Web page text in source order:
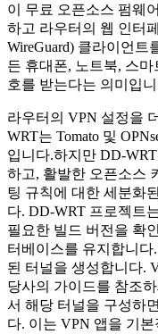
이 무료 오픈소스 펌웨
하고 라우터의 웹 인터
WireGuard) 클라이언트
든 휴대폰, 노트북, 스
호를 받는다는 의미입
라우터의 VPN 설정을
WRT는 Tomato 및
입니다.하지만 DD-
하고, 활발한 오픈소스
팅 규칙에 대한 세분화
다. DD-WRT 프로젝트
필요한 빌드 버전을 확
터베이스를 유지합니
된 터널을 생성합니다.
당사의 가이드를 참조
서 해당 터널을 구성하
다. 이는 VPN 앱을 기